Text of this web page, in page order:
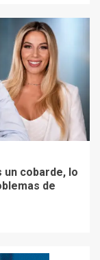
un cobarde, lo
de